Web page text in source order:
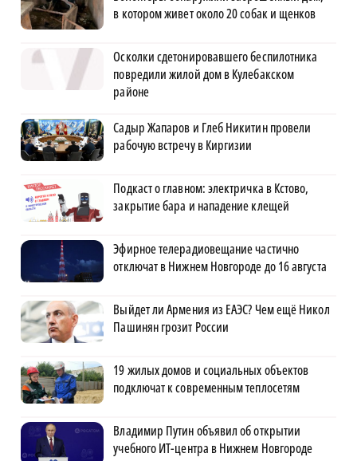
в котором живет около 20 собак и щенков
Осколки сдетонировавшего беспилотника
повредили жилой дом в Кулебакском
районе
Садыр Жапаров и Глеб Никитин провели
рабочую встречу в Киргизии
Подкаст о главном: электричка в Кстово,
закрытие бара и нападение клещей
Эфирное телерадиовещание частично
отключат в Нижнем Новгороде до 16 августа
Выйдет ли Армения из ЕАЭС? Чем ещё Никол
Пашинян грозит России
19 жилых домов и социальных объектов
подключат к современным теплосетям
Владимир Путин объявил об открытии
учебного ИТ-центра в Нижнем Новгороде